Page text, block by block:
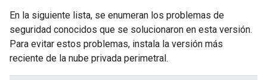
En la siguiente lista, se enumeran los problemas de
seguridad conocidos que se solucionaron en esta versión.
Para evitar estos problemas, instala la versión más
reciente de la nube privada perimetral.